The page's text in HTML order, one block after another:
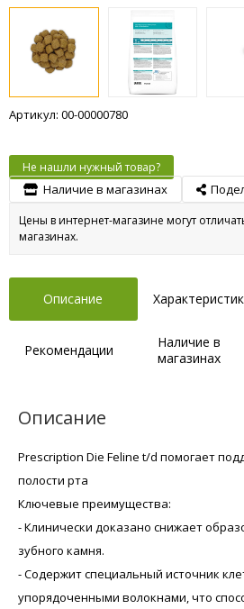
Артикул: 00-00000780
Не нашли нужный товар?
Наличие в магазинах
Цены в интернет-магазине могут
магазинах.
Описание
Рекомендации
Наличие в
магазинах
Описание
Prescription Die Feline t/d помогает
полости рта
Ключевые преимущества:
- Клинически доказано снижает
зубного камня.
- Содержит специальный источник
упорядоченными волокнами, что